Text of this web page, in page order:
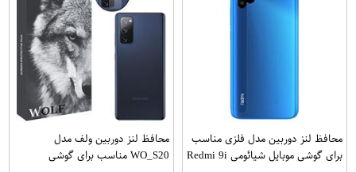
محافظ لنز دوربین مدل فلزی مناسب
برای گوشی موبایل شیائومی Redmi 9i
محافظ لنز دوربین ولف مدل
WO_S20 مناسب برای گوشی